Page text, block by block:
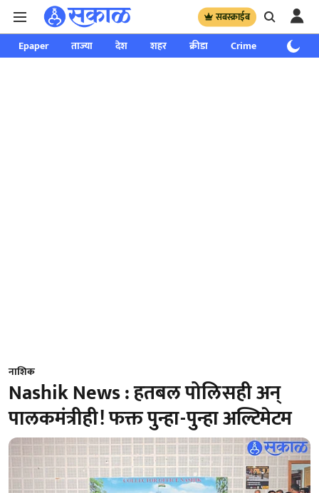
सबस्क्राईब
Epaper ताज्या देश शहर क्रीडा Crime साप्ताहिक
नाशिक
Nashik News : हतबल पोलिसही अन्
पालकमंत्रीही! फक्त पुन्हा-पुन्हा अल्टिमेटम